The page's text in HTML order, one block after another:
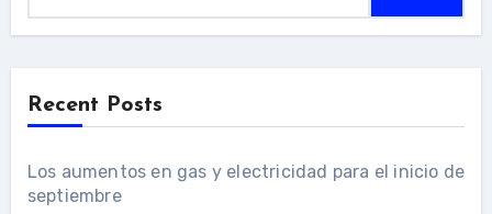
Recent Posts
Los aumentos en gas y electricidad para el inicio de
septiembre